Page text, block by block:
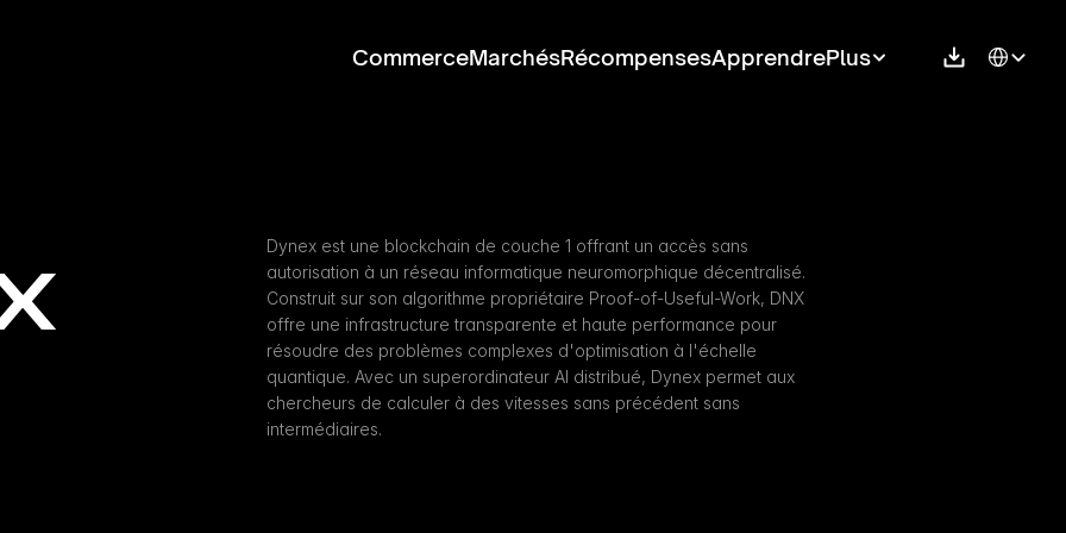
CommerceMarchésRécompensesApprendrePlus Select
Dynex est une blockchain de couche 1 offrant un accès sans
autorisation à un réseau informatique neuromorphique décentralisé.
Construit sur son algorithme propriétaire Proof-of-Useful-Work, DNX
offre une infrastructure transparente et haute performance pour
résoudre des problèmes complexes d'optimisation à l'échelle
quantique. Avec un superordinateur AI distribué, Dynex permet aux
chercheurs de calculer à des vitesses sans précédent sans
intermédiaires.